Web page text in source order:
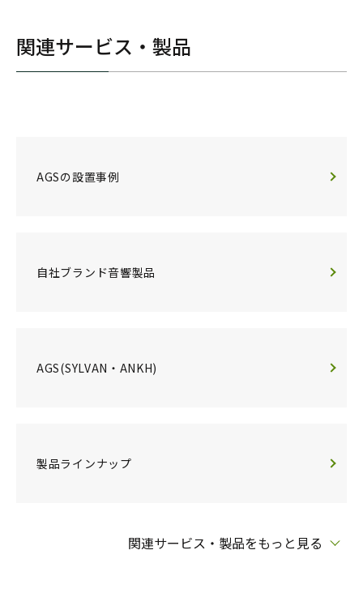
関連サービス・製品
AGSの設置事例
自社ブランド音響製品
AGS(SYLVAN・ANKH)
製品ラインナップ
関連サービス・製品をもっと見る